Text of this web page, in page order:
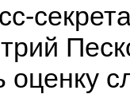
оценку